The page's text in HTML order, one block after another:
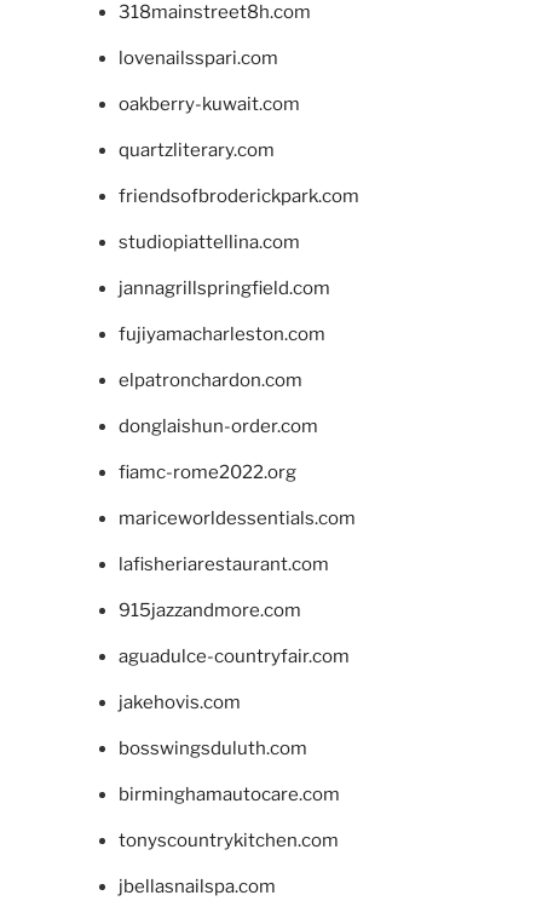
318mainstreet8h.com
lovenailsspari.com
oakberry-kuwait.com
quartzliterary.com
friendsofbroderickpark.com
studiopiattellina.com
jannagrillspringfield.com
fujiyamacharleston.com
elpatronchardon.com
donglaishun-order.com
fiamc-rome2022.org
mariceworldessentials.com
lafisheriarestaurant.com
915jazzandmore.com
aguadulce-countryfair.com
jakehovis.com
bosswingsduluth.com
birminghamautocare.com
tonyscountrykitchen.com
jbellasnailspa.com